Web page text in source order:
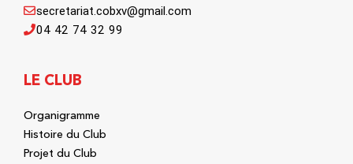
04 42 74 32 99
secretariat.cobxv@gmail.com
LE CLUB
Organigramme
Histoire du Club
Projet du Club